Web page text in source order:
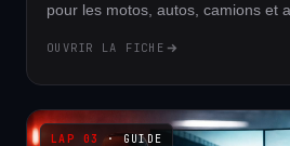
pour les motos, autos, camions et
OUVRIR LA FICHE
· GUIDE